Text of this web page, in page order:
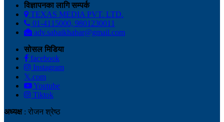
विज्ञापनका लागि सम्पर्क
TEXAS MEDIA PVT. LTD.
01-4115000, 9801230011
adv.sabaikhabar@gmail.com
सोसल मिडिया
facebook
Instagram
𝕏.com
Youtube
Tiktok
अध्यक्ष: रोजन श्रेष्ठ